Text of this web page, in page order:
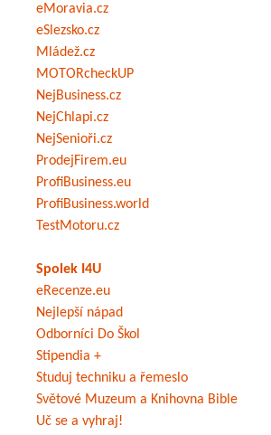
eMoravia.cz
eSlezsko.cz
Mládež.cz
MOTORcheckUP
NejBusiness.cz
NejChlapi.cz
NejSenioři.cz
ProdejFirem.eu
ProfiBusiness.eu
ProfiBusiness.world
TestMotoru.cz
Spolek I4U
eRecenze.eu
Nejlepší nápad
Odborníci Do Škol
Stipendia +
Studuj techniku a řemeslo
Světové Muzeum a Knihovna Bible
Uč se a vyhraj!